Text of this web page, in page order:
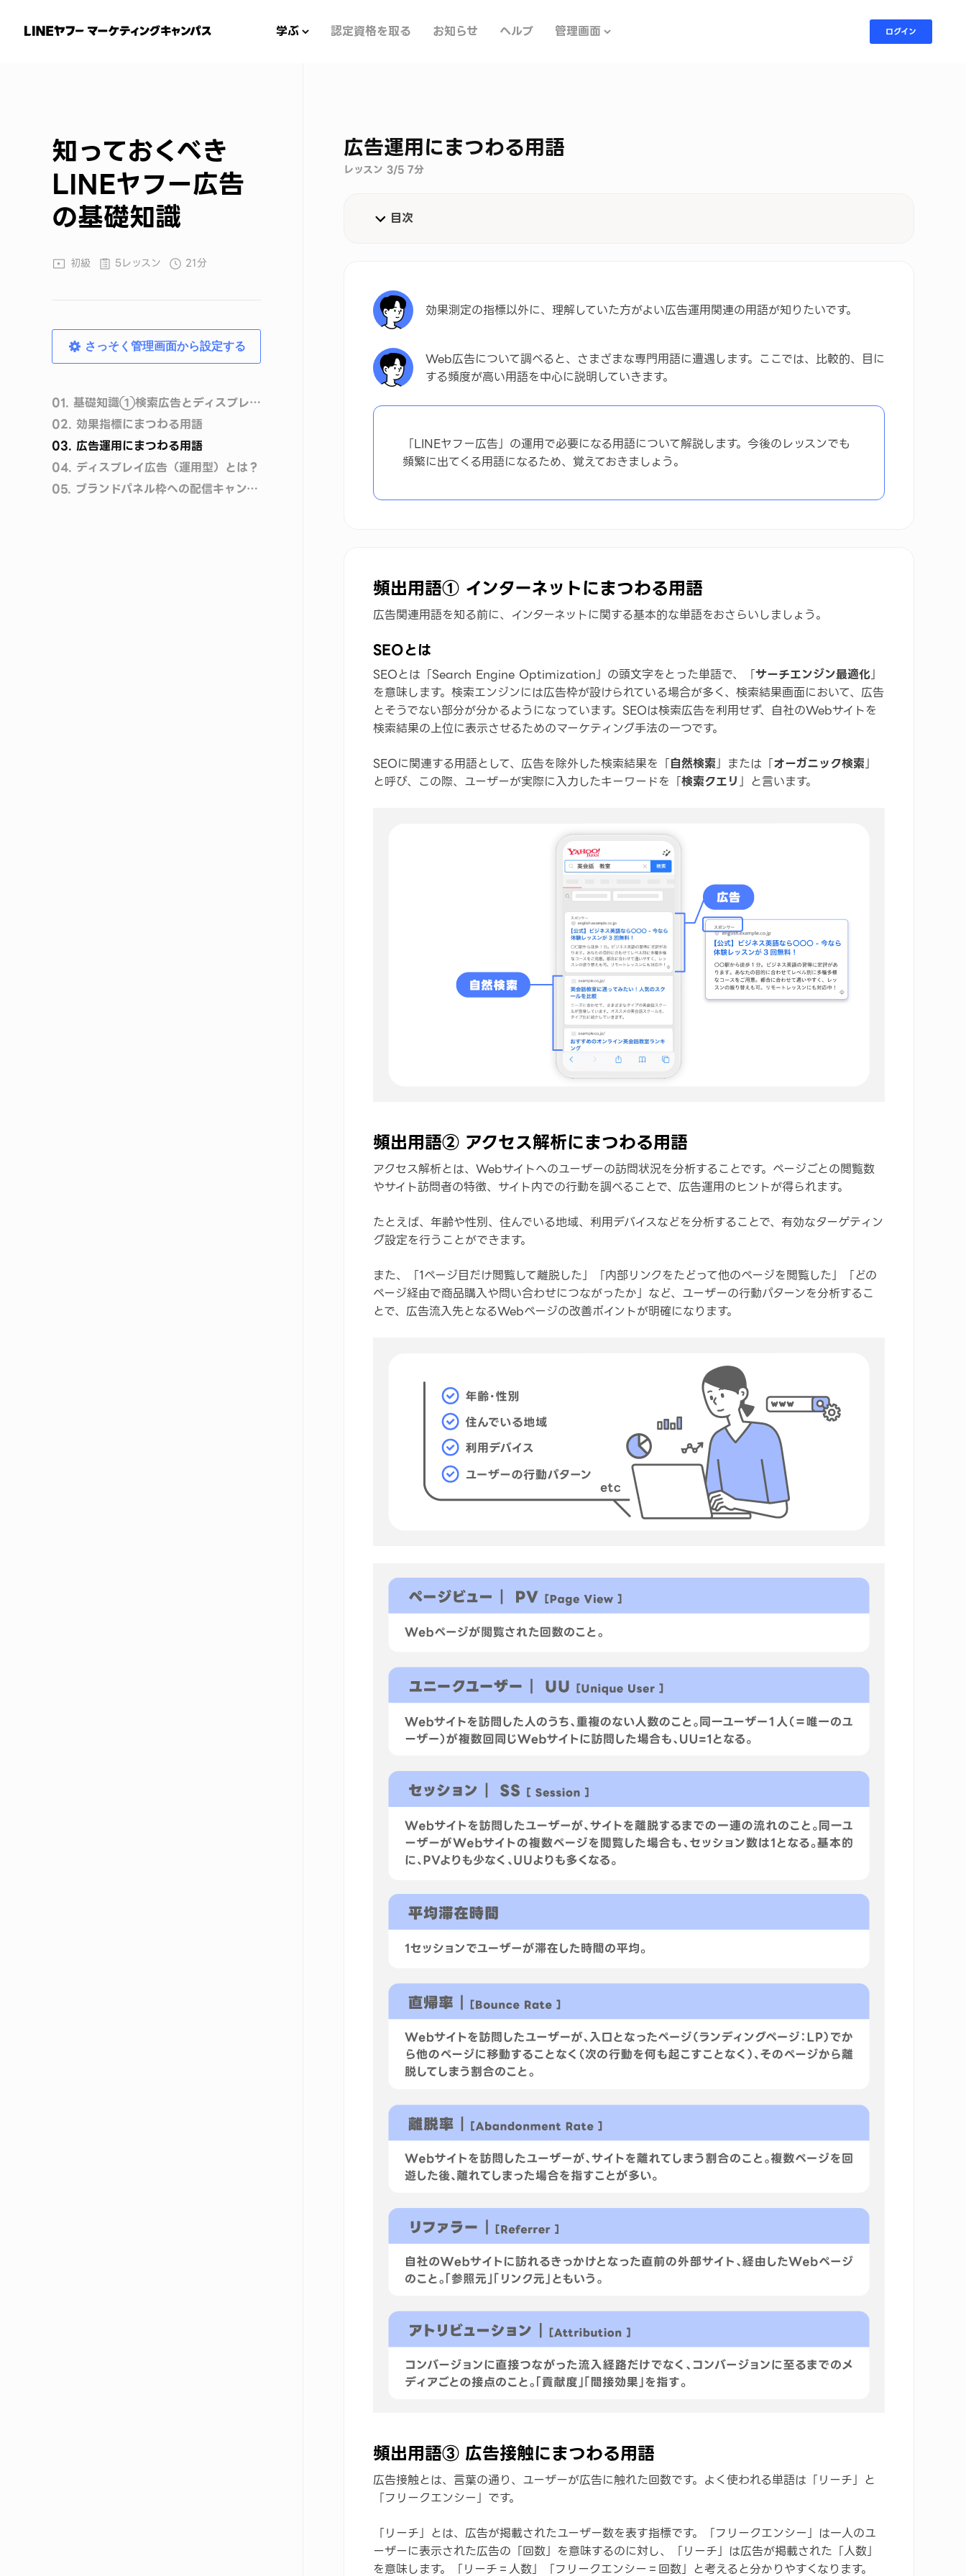
学ぶ 認定資格を取る お知らせ ヘルプ 管理画面 ログイン
レッスン 3/5 7分
広告運用にまつわる用語
目次
頻出用語③ 広告接触にまつわる用語
まとめ
効果測定の指標以外に、理解していた方がよい広告運用関連の用語が知りたいです。
Web広告について調べると、さまざまな専門用語に遭遇します。ここでは、比較的、目に
する頻度が高い用語を中心に説明していきます。
「LINEヤフー広告」の運用で必要になる用語について解説します。今後のレッスンでも
頻繁に出てくる用語になるため、覚えておきましょう。
頻出用語① インターネットにまつわる用語
広告関連用語を知る前に、インターネットに関する基本的な単語をおさらいしましょう。
SEOとは
SEOとは「Search Engine Optimization」の頭文字をとった単語で、「サーチエンジン最適化」
を意味します。検索エンジンには広告枠が設けられている場合が多く、検索結果画面において、広告
とそうでない部分が分かるようになっています。SEOは検索広告を利用せず、自社のWebサイトを
検索結果の上位に表示させるためのマーケティング手法の一つです。
SEOに関連する用語として、広告を除外した検索結果を「自然検索」または「オーガニック検索」
と呼び、この際、ユーザーが実際に入力したキーワードを「検索クエリ」と言います。
頻出用語② アクセス解析にまつわる用語
アクセス解析とは、Webサイトへのユーザーの訪問状況を分析することです。ページごとの閲覧数
やサイト訪問者の特徴、サイト内での行動を調べることで、広告運用のヒントが得られます。
たとえば、年齢や性別、住んでいる地域、利用デバイスなどを分析することで、有効なターゲティン
グ設定を行うことができます。
また、「1ページ目だけ閲覧して離脱した」「内部リンクをたどって他のページを閲覧した」「どの
ページ経由で商品購入や問い合わせにつながったか」など、ユーザーの行動パターンを分析するこ
とで、広告流入先となるWebページの改善ポイントが明確になります。
頻出用語③ 広告接触にまつわる用語
広告接触とは、言葉の通り、ユーザーが広告に触れた回数です。よく使われる単語は「リーチ」と
「フリークエンシー」です。
「リーチ」とは、広告が掲載されたユーザー数を表す指標です。「フリークエンシー」は一人のユ
ーザーに表示された広告の「回数」を意味するのに対し、「リーチ」は広告が掲載された「人数」
を意味します。「リーチ＝人数」「フリークエンシー＝回数」と考えると分かりやすくなります。
知っておくべき
LINEヤフー広告
の基礎知識
初級 5レッスン 21分
さっそく管理画面から設定する
01. 基礎知識➀検索広告とディスプレイ広告
02. 効果指標にまつわる用語
03. 広告運用にまつわる用語
04. ディスプレイ広告（運用型）とは？
05. ブランドパネル枠への配信キャンペーン目的